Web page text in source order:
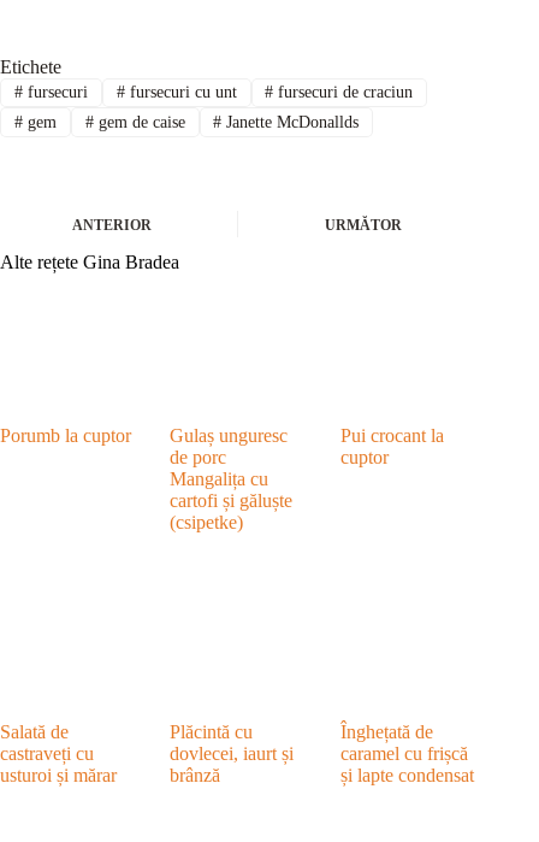
Etichete
#fursecuri #fursecuri cu unt # fursecuri de craciun
#gem #gem de caise # Janette McDonallds
ANTERIOR URMĂTOR
Alte rețete Gina Bradea
Porumb la cuptor
Gulaș unguresc
de porc
Mangalița cu
cartofi și găluște
(csipetke)
Pui crocant la
cuptor
Salată de
castraveți cu
usturoi și mărar
Plăcintă cu
dovlecei, iaurt și
brânză
Înghețată de
caramel cu frișcă
și lapte condensat